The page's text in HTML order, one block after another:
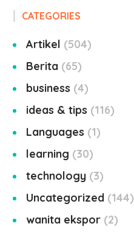
CATEGORIES
Artikel
504
Berita 65
business 4
ideas & tips
116
Languages
1
learning
30
technology 3
Uncategorized 144
wanita ekspor 2